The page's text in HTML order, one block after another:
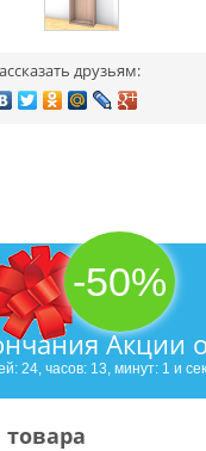
друзьям:
-50%
Акции
24, часов: 13, минут: 1 и